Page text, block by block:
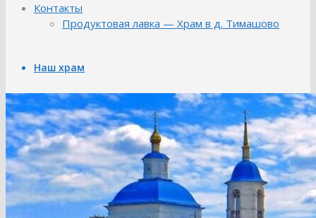
Контакты
Продуктовая лавка — Храм в д. Тимашово
Наш храм
Библиотека храма
История Храма
Летопись
Аллея художника
Ремонт «В мастерской художника»
Художественный пленэр
Картины художника Пряничникова
Митрополит — Климент